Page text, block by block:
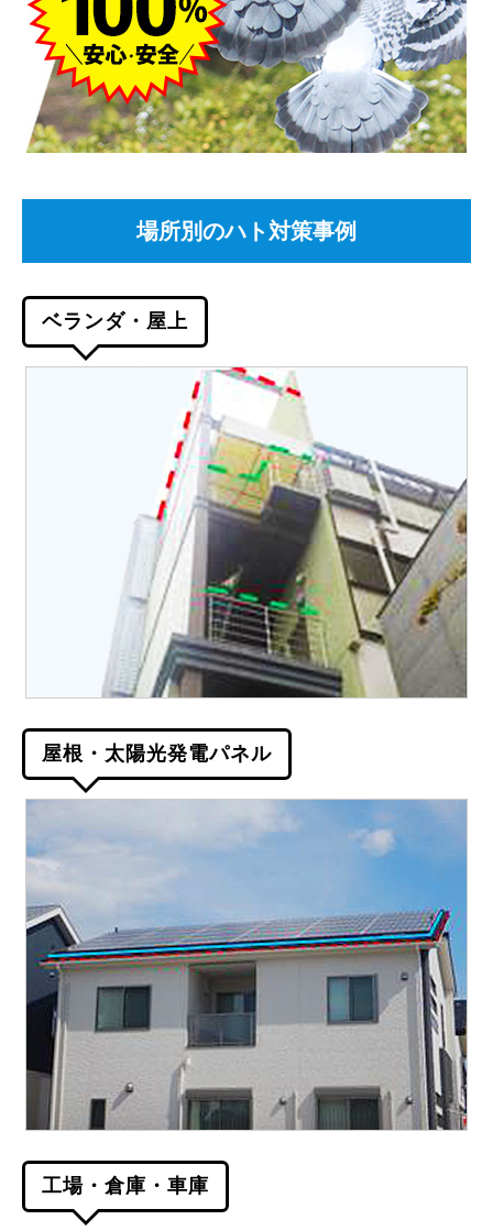
場所別のハト対策事例
ベランダ・屋上
屋根・太陽光発電パネル
工場・倉庫・車庫